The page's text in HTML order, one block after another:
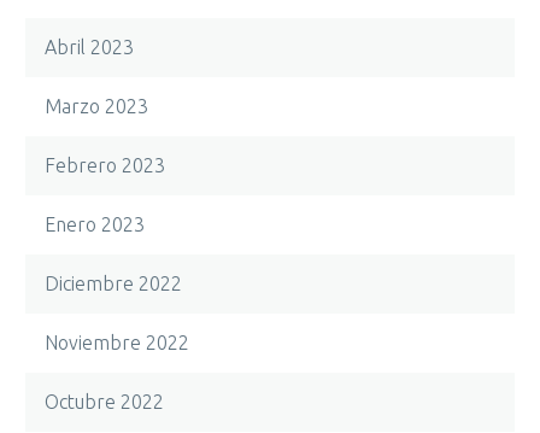
Abril 2023
Marzo 2023
Febrero 2023
Enero 2023
Diciembre 2022
Noviembre 2022
Octubre 2022